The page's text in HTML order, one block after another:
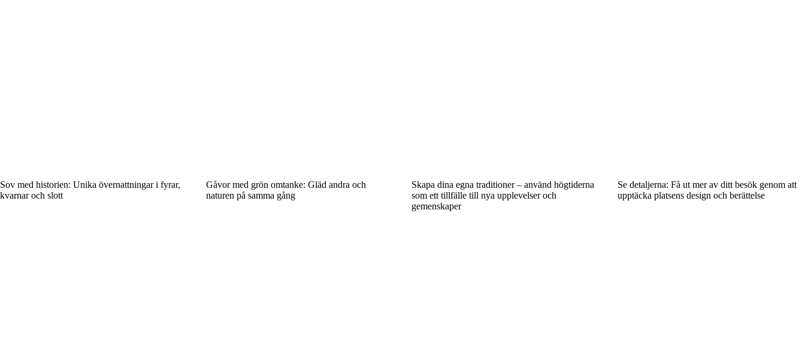
Sov med historien: Unika övernattningar i fyrar,
kvarnar och slott
Gåvor med grön omtanke: Gläd andra och
naturen på samma gång
Skapa dina egna traditioner – använd högtiderna
som ett tillfälle till nya upplevelser och
gemenskaper
Se detaljerna: Få ut mer av ditt besök genom att
upptäcka platsens design och berättelse